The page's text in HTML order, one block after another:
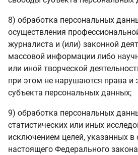
8) обработка персональных
осуществления
журналиста и (или) законной
массовой информации либо
или иной творческой
при этом не нарушаются права и
субъекта персональных данных;
9) обработка персональных
статистических или иных
исключением целей, указанных в
настоящего Федерального